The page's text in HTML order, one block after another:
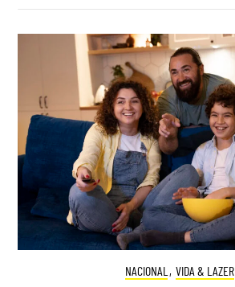
NACIONAL , VIDA & LAZER